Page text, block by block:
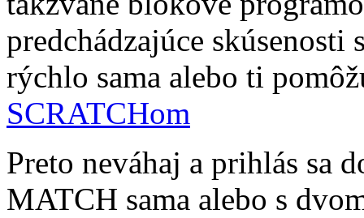
predchádzajúce skúsenosti
rýchlo sama alebo ti
SCRATCHom
Preto neváhaj a prihlás sa
MATCH sama alebo s